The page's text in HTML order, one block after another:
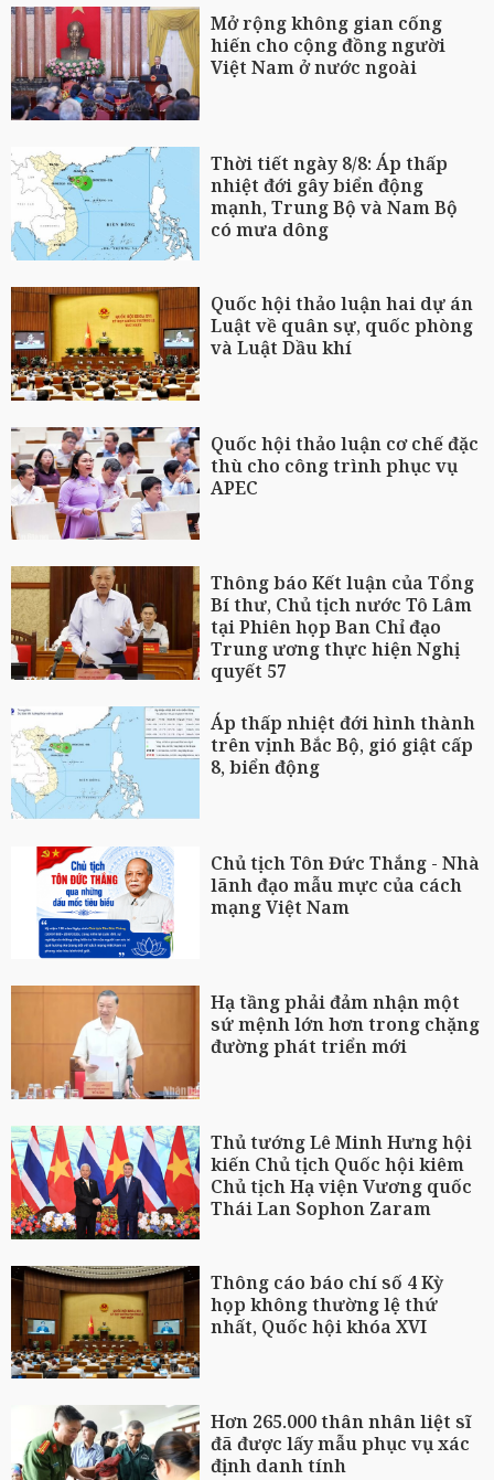
Mở rộng không gian cống
hiến cho cộng đồng người
Việt Nam ở nước ngoài
Thời tiết ngày 8/8: Áp thấp
nhiệt đới gây biển động
mạnh, Trung Bộ và Nam Bộ
có mưa dông
Quốc hội thảo luận hai dự án
Luật về quân sự, quốc phòng
và Luật Dầu khí
Quốc hội thảo luận cơ chế đặc
thù cho công trình phục vụ
APEC
Thông báo Kết luận của Tổng
Bí thư, Chủ tịch nước Tô Lâm
tại Phiên họp Ban Chỉ đạo
Trung ương thực hiện Nghị
quyết 57
Áp thấp nhiệt đới hình thành
trên vịnh Bắc Bộ, gió giật cấp
8, biển động
Chủ tịch Tôn Đức Thắng - Nhà
lãnh đạo mẫu mực của cách
mạng Việt Nam
Hạ tầng phải đảm nhận một
sứ mệnh lớn hơn trong chặng
đường phát triển mới
Thủ tướng Lê Minh Hưng hội
kiến Chủ tịch Quốc hội kiêm
Chủ tịch Hạ viện Vương quốc
Thái Lan Sophon Zaram
Thông cáo báo chí số 4 Kỳ
họp không thường lệ thứ
nhất, Quốc hội khóa XVI
Hơn 265.000 thân nhân liệt sĩ
đã được lấy mẫu phục vụ xác
định danh tính